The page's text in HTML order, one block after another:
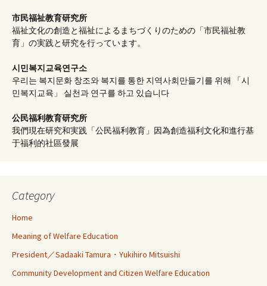
市民福祉教育研究所
福祉文化の創造と福祉によるまちづくりのための「市民福祉教
育」の実践と研究を行っています。
시민복지교육연구소
우리는 복지문화 창조와 복지를 통한 지역사회만들기를 위해 「시
민복지교육」 실천과 연구를 하고 있습니다
公民福利教育研究所
我們現在研究和実践「公民福利教育」因為創造福利文化和進行基
于福利的社區發展
Category
Home
Meaning of Welfare Education
President／Sadaaki Tamura・Yukihiro Mitsuishi
Community Development and Citizen Welfare Education